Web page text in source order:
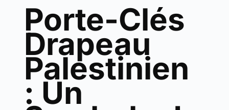
Porte-Clés
Drapeau
Palestinien
: Un